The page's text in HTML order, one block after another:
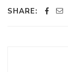
SHARE: